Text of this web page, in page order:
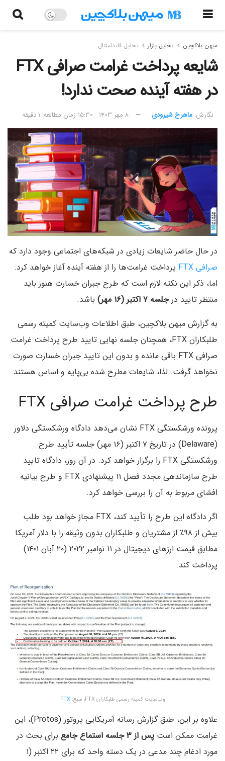
میهن بلاکچین تحلیل بازار تحلیل فاندامنتال
شایعه پرداخت غرامت صرافی FTX
در هفته آینده صحت ندارد!
نگارش:‌ ماهرخ شیرودی ۸ مهر ۱۴۰۳ - ۱۵:۳۰ زمان مطالعه: ۱ دقیقه
در حال حاضر شایعات زیادی در شبکه‌های اجتماعی وجود دارد که
صرافی FTX
پرداخت غرامت‌ها را از هفته آینده آغاز خواهد کرد.
اما، ذکر این نکته لازم است که طرح جبران خسارت هنوز باید
منتظر تایید درجلسه ۷ اکتبر (۱۶ مهر)
باشد.
به گزارش میهن بلاکچین، طبق اطلاعات وب‌سایت کمیته رسمی
طلبکاران FTX، همچنان جلسه نهایی تایید طرح پرداخت غرامت
صرافی FTX باقی مانده و بدون این تایید جبران خسارت صورت
نخواهد گرفت. لذا، شایعات مطرح شده بی‌پایه و اساس هستند.
طرح پرداخت غرامت صرافی FTX
پرونده ورشکستگی FTX نشان می‌دهد دادگاه ورشکستگی دلاور
(Delaware) در تاریخ ۷ اکتبر (۱۶ مهر) جلسه تأیید طرح
ورشکستگی FTX را برگزار خواهد کرد. در آن روز، دادگاه تایید
طرح سازماندهی مجدد فصل ۱۱ پیشنهادی FTX و طرح بیانیه
افشای مربوط به آن را بررسی خواهد کرد.
اگر دادگاه این طرح را تأیید کند، FTX مجاز خواهد بود طلب
بیش از ۹۸٪ از مشتریان و طلبکاران بدون وثیقه را با دلار آمریکا
مطابق قیمت ارزهای دیجیتال در ۱۱ نوامبر ۲۰۲۲ (۲۰ آبان ۱۴۰۱)
پرداخت کند.
وب‌سایت کمیته رسمی طلبکاران FTX؛ منبع: FTX
علاوه بر این، طبق گزارش رسانه آمریکایی پروتوز (Protos)، این
غرامت ممکن است پس از ۳ جلسه استماع جامع
برای بحث در
مورد ادغام چند مدعی در یک دسته واحد که برای ۲۲ اکتبر (۱